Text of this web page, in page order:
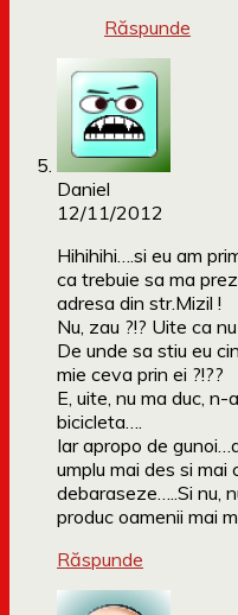
Răspunde
Daniel
12/11/2012
Hihihihi….si eu am
ca trebuie sa ma
adresa din str.Mizil !
Nu, zau ?!? Uite ca
De unde sa stiu eu
mie ceva prin ei ?!??
E, uite, nu ma duc,
bicicleta….
Iar apropo de
umplu mai des si
debaraseze…..Si nu,
produc oamenii mai
Răspunde